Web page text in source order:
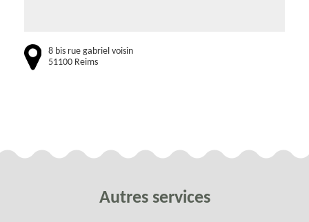
8 bis rue gabriel voisin
51100 Reims
Autres services